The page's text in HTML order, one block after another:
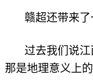
赣超还带来了
过去我们说
那是地理意义上的